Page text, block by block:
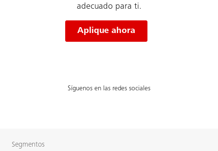
adecuado para ti.
Aplique ahora
Síguenos en las redes sociales
Segmentos